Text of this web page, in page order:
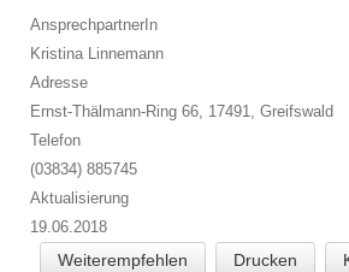
AnsprechpartnerIn
Kristina Linnemann
Adresse
Ernst-Thälmann-Ring 66, 17491, Greifswald
Telefon
(03834) 885745
Aktualisierung
19.06.2018
Weiterempfehlen Drucken